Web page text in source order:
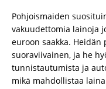
Pohjoismaiden
vakuudettomia lainoja
euroon saakka.
suoraviivainen, ja he
tunnistautumista ja
mikä mahdollistaa